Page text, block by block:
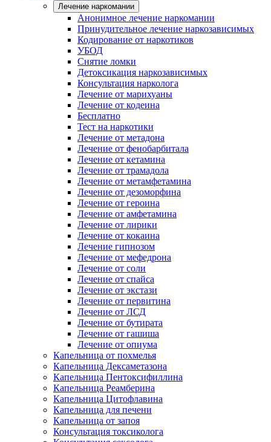
Лечение наркомании
Анонимное лечение наркомании
Принудительное лечение наркозависимых
Кодирование от наркотиков
УБОД
Снятие ломки
Детоксикация наркозависимых
Консультация нарколога
Лечение от марихуаны
Лечение от кодеина
Бесплатно
Тест на наркотики
Лечение от метадона
Лечение от фенобарбитала
Лечение от кетамина
Лечение от трамадола
Лечение от метамфетамина
Лечение от дезоморфина
Лечение от героина
Лечение от амфетамина
Лечение от лирики
Лечение от кокаина
Лечение гипнозом
Лечение от мефедрона
Лечение от соли
Лечение от спайса
Лечение от экстази
Лечение от первитина
Лечение от ЛСД
Лечение от бутирата
Лечение от гашиша
Лечение от опиума
Капельница от похмелья
Капельница Дексаметазона
Капельница Пентоксифиллина
Капельница Реамберина
Капельница Цитофлавина
Капельница для печени
Капельница от запоя
Консультация токсиколога